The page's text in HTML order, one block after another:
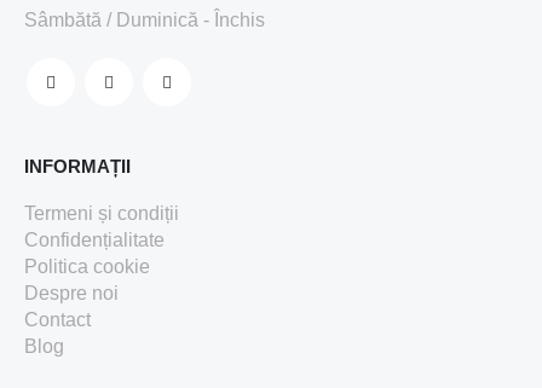
Sâmbătă / Duminică - Închis
INFORMAȚII
Termeni și condiții
Confidențialitate
Politica cookie
Despre noi
Contact
Blog